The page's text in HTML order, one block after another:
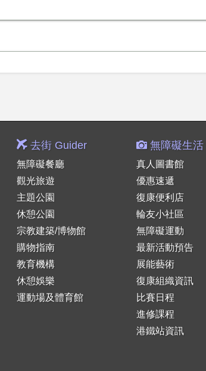
去街 Guider
無障礙餐廳
觀光旅遊
主題公園
休憩公園
宗教建築/博物館
購物指南
教育機構
休憩娛樂
運動場及體育館
無障礙生活
真人圖書館
優惠速遞
復康便利店
輪友小社區
無障礙運動
最新活動預告
展能藝術
復康組織資訊
比賽日程
進修課程
港鐵站資訊